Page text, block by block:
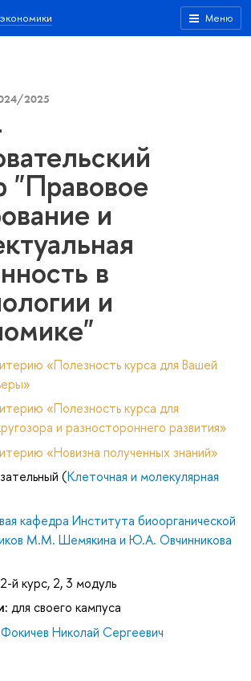
Меню
2025
"Правовое
и
в
и
«Полезность курса для Вашей
«Полезность курса для
и разностороннего развития»
«Новизна полученных знаний»
(Клеточная и молекулярная
кафедра Института биоорганической
М.М. Шемякина и Ю.А. Овчинникова
2-й курс, 2, 3 модуль
для своего кампуса
Фокичев Николай Сергеевич